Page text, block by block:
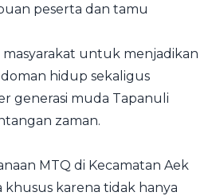
peserta dan tamu
untuk menjadikan
hidup sekaligus
generasi muda Tapanuli
zaman.
MTQ di Kecamatan Aek
khusus karena tidak hanya